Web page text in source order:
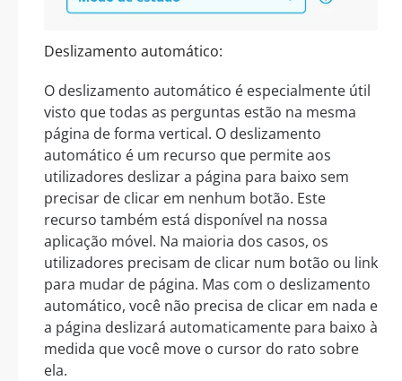
Deslizamento automático:
O deslizamento automático é especialmente útil
visto que todas as perguntas estão na mesma
página de forma vertical. O deslizamento
automático é um recurso que permite aos
utilizadores deslizar a página para baixo sem
precisar de clicar em nenhum botão. Este
recurso também está disponível na nossa
aplicação móvel. Na maioria dos casos, os
utilizadores precisam de clicar num botão ou link
para mudar de página. Mas com o deslizamento
automático, você não precisa de clicar em nada e
a página deslizará automaticamente para baixo à
medida que você move o cursor do rato sobre
ela.